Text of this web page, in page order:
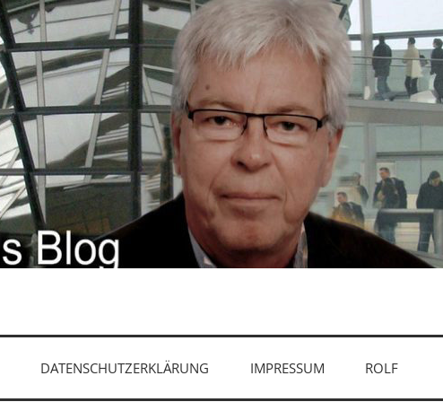
MONETEN
DATENSCHUTZERKLÄRUNG IMPRESSUM ROLF